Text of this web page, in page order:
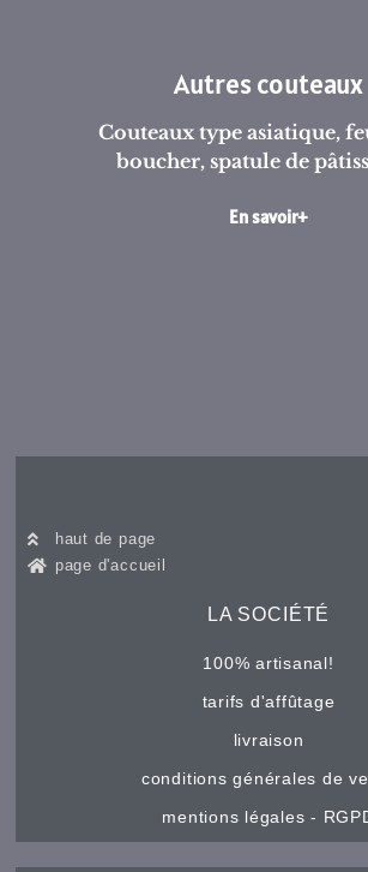
Autres couteaux
Couteaux type asiatique,
boucher, spatule de
En savoir+
haut de page
page d'accueil
LA SOCIÉTÉ
100% artisanal!
tarifs d'affûtage
livraison
conditions générales de
mentions légales -